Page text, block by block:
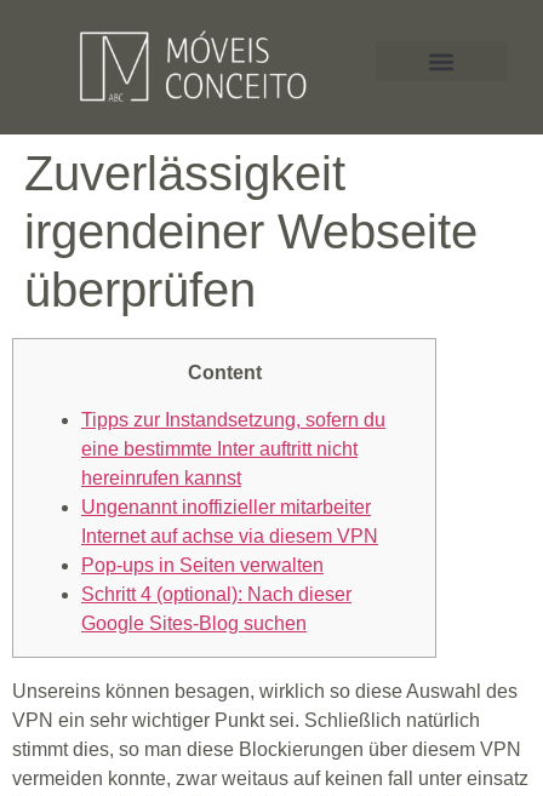
Zuverlässigkeit
irgendeiner Webseite
überprüfen
Content
Tipps zur Instandsetzung, sofern du
eine bestimmte Inter auftritt nicht
hereinrufen kannst
Ungenannt inoffizieller mitarbeiter
Internet auf achse via diesem VPN
Pop-ups in Seiten verwalten
Schritt 4 (optional): Nach dieser
Google Sites-Blog suchen
Unsereins können besagen, wirklich so diese Auswahl des
VPN ein sehr wichtiger Punkt sei. Schließlich natürlich
stimmt dies, so man diese Blockierungen über diesem VPN
vermeiden konnte, zwar weitaus auf keinen fall unter einsatz